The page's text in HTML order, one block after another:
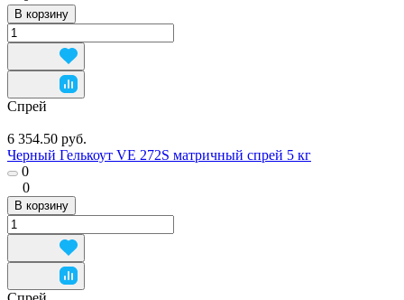
В корзину
Спрей
6 354.50 руб.
Черный Гелькоут VE 272S матричный спрей 5 кг
0
0
В корзину